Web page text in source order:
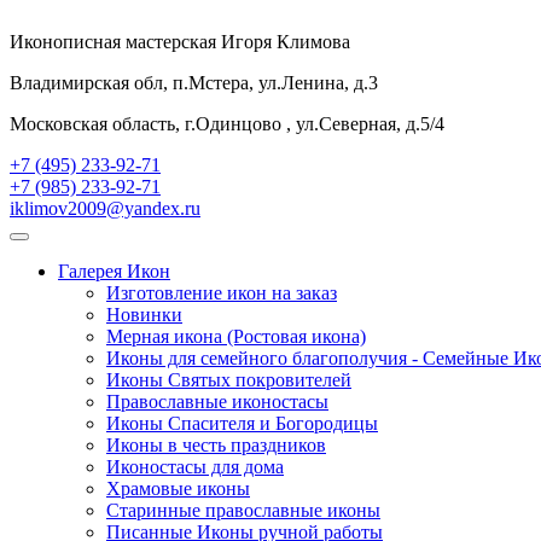
Иконописная мастерская Игоря Климова
Владимирская обл, п.Мстера, ул.Ленина, д.3
Московская область, г.Одинцово , ул.Северная, д.5/4
+7 (495) 233-92-71
+7 (985) 233-92-71
iklimov2009@yandex.ru
Галерея Икон
Изготовление икон на заказ
Новинки
Мерная икона (Ростовая икона)
Иконы для семейного благополучия - Семейные
Иконы Святых покровителей
Православные иконостасы
Иконы Спасителя и Богородицы
Иконы в честь праздников
Иконостасы для дома
Храмовые иконы
Старинные православные иконы
Писанные Иконы ручной работы